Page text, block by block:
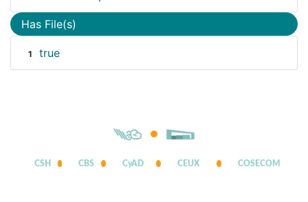
Has File(s)
1 true
CSH CBS CyAD CEUX COSECOM